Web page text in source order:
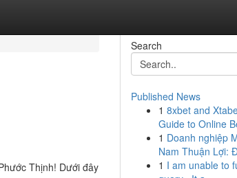
Thịnh! Dưới đây
Search
Published News
1 8xbet and
Guide to Online
1 Doanh nghiệp
Nam Thuận Lợi:
1 I am unable to